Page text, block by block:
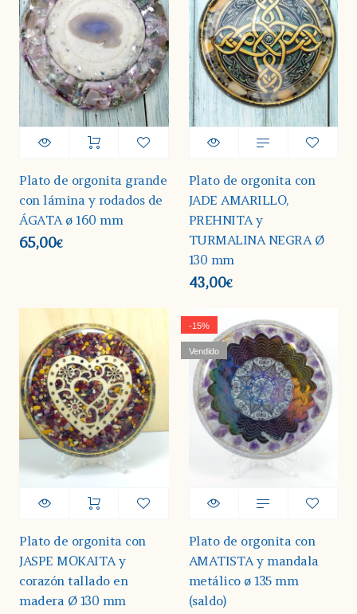
Plato de orgonita grande
con lámina y rodados de
ÁGATA ø 160 mm
65,00€
Plato de orgonita con
JADE AMARILLO,
PREHNITA y
TURMALINA NEGRA Ø
130 mm
43,00€
Plato de orgonita con
JASPE MOKAITA y
corazón tallado en
madera Ø 130 mm
-15%
Vendido
Plato de orgonita con
AMATISTA y mandala
metálico ø 135 mm
(saldo)